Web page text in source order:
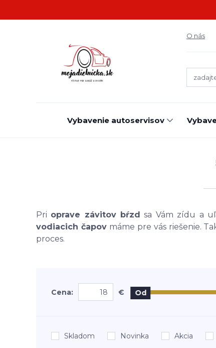
O nás
Vybavenie autoservisov
Pri oprave závitov bŕzd sa Vám zídu a
vodiacich čapovmáme pre vás riešenie.
proces.
Cena: € Od
Skladom Novinka Akcia